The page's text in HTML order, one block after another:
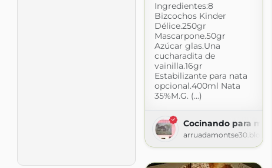
Ingredientes:8
Bizcochos Kinder
Délice.250gr
Mascarpone.50gr
Azúcar glas.Una
cucharadita de
vainilla.16gr
Estabilizante para nata
opcional.400ml Nata
35%M.G. (...)
Cocinando para mis